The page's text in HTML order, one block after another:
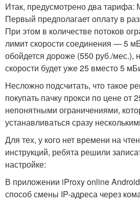
Итак, предусмотрено два тарифа:
Первый предполагает оплату в
При этом в количестве потоков
лимит скорости соединения — 5
обойдется дороже (550 руб./мес.),
скорости будет уже 25 вместо 5
Несложно подсчитать, что такое
покупать пачку прокси по цене от
непонятными ограничениями,
устанавливаться сразу
Для тех, у кого нет времени на
инструкций, ребята решили
настройке:
В приложении iProxy online
способ смены IP-адреса через